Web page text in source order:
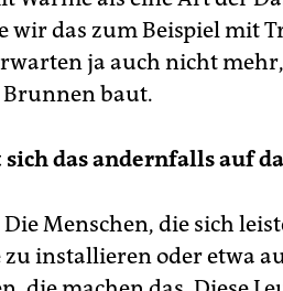
wir das zum Beispiel mit
ja auch nicht
baut.
das andernfalls auf
Die Menschen, die sich
installieren oder etwa